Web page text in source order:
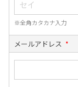
※全角カタカナ入力
メールアドレス *